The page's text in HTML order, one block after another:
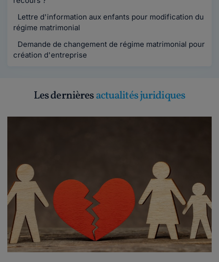
Lettre d'information aux enfants pour modification du
régime matrimonial
Demande de changement de régime matrimonial pour
création d'entreprise
Les dernièresactualités juridiques